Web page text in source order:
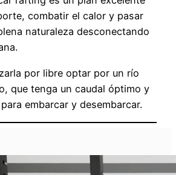
combatir el calor y pasar
naturaleza desconectando
por libre optar por un río
que tenga un caudal óptimo y
embarcar y desembarcar.